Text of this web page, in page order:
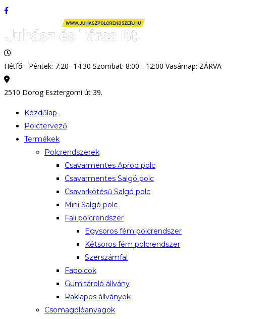
Hétfő - Péntek: 7:20- 14:30 Szombat: 8:00 - 12:00 Vasárnap: ZÁRVA
2510 Dorog Esztergomi út 39.
Kezdőlap
Polctervező
Termékek
Polcrendszerek
Csavarmentes Aprod polc
Csavarmentes Salgó polc
Csavarkötésű Salgó polc
Mini Salgó polc
Fali polcrendszer
Egysoros fém polcrendszer
Kétsoros fém polcrendszer
Szerszámfal
Fapolcok
Gumitároló állvány
Raklapos állványok
Csomagolóanyagok